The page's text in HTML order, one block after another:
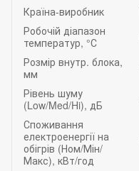
Країна-виробник
Робочій діапазон
температур, °С
Розмір внутр. блока,
мм
Рівень шуму
(Low/Med/Hi), дБ
Споживання
електроенергії на
обігрів (Ном/Мін/
Макс), кВт/год